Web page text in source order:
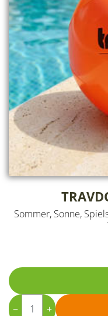
Sommer, Sonne,
− +